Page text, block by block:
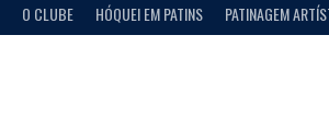
O CLUBE HÓQUEI EM PATINS PATINAGEM